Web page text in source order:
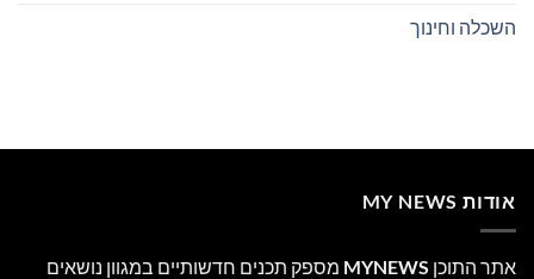
השכלה וחינוך
אודות MY NEWS
אתר התוכן MYNEWS מספק תכנים חדשותיים במגוון נושאים